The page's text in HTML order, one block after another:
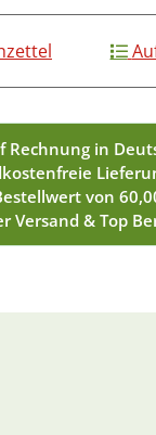
Rechnung in
von
Versand & Top